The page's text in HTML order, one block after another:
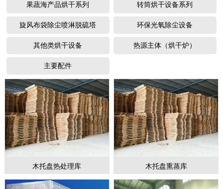
果蔬海产品烘干系列 转筒烘干设备系列
旋风布袋除尘喷淋脱硫塔 环保光氧除尘设备
其他类烘干设备 热源主体（烘干炉）
主要配件
木托盘热处理库 木托盘熏蒸库